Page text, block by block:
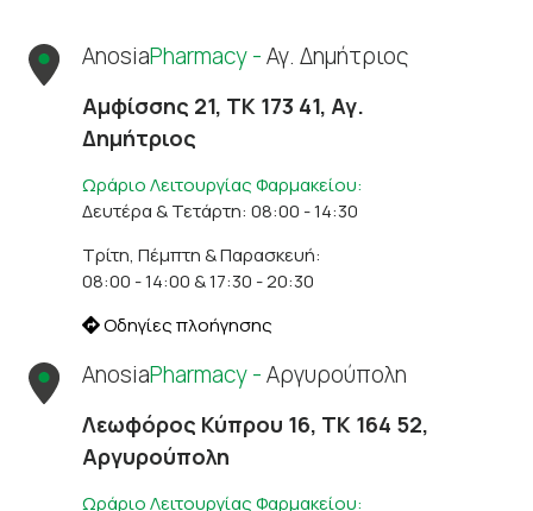
AnosiaPharmacy -Αγ. Δημήτριος
Αμφίσσης 21, ΤΚ 173 41, Αγ.
Δημήτριος
Ωράριο Λειτουργίας Φαρμακείου:
Δευτέρα & Τετάρτη: 08:00 - 14:30
Τρίτη, Πέμπτη & Παρασκευή:
08:00 - 14:00 & 17:30 - 20:30
Οδηγίες πλοήγησης
AnosiaPharmacy -Αργυρούπολη
Λεωφόρος Κύπρου 16, ΤΚ 164 52,
Αργυρούπολη
Ωράριο Λειτουργίας Φαρμακείου: